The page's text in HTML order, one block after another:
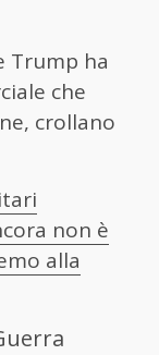
Trump ha
che
crollano
non è
alla